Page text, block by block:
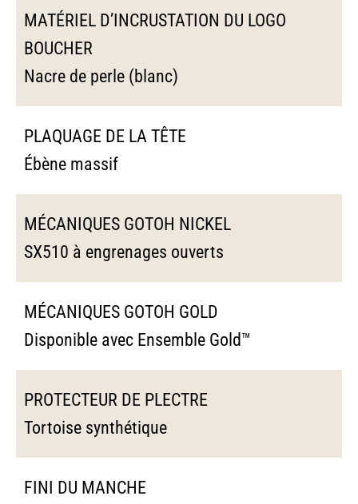
MATÉRIEL D’INCRUSTATION DU LOGO
BOUCHER
Nacre de perle (blanc)
PLAQUAGE DE LA TÊTE
Ébène massif
MÉCANIQUES GOTOH NICKEL
SX510 à engrenages ouverts
MÉCANIQUES GOTOH GOLD
Disponible avec Ensemble Gold™
PROTECTEUR DE PLECTRE
Tortoise synthétique
FINI DU MANCHE